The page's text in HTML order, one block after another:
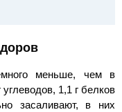
меньше, чем в
1,1 г белков
засаливают, в них